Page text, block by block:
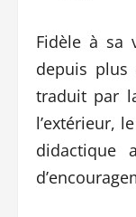
Fidèle à sa
depuis plus
traduit par
l’extérieur,
didactique